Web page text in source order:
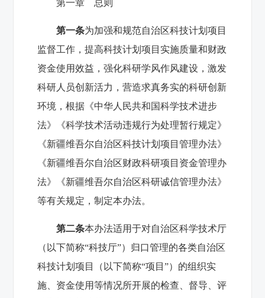
第一章 总则
第一条为加强和规范自治区科技计划项目
监督工作，提高科技计划项目实施质量和财政
资金使用效益，强化科研学风作风建设，激发
科研人员创新活力，营造求真务实的科研创新
环境，根据《中华人民共和国科学技术进步
法》《科学技术活动违规行为处理暂行规定》
《新疆维吾尔自治区科技计划项目管理办法》
《新疆维吾尔自治区财政科研项目资金管理办
法》《新疆维吾尔自治区科研诚信管理办法》
等有关规定，制定本办法。
第二条本办法适用于对自治区科学技术厅
（以下简称“科技厅”）归口管理的各类自治区
科技计划项目（以下简称“项目”）的组织实
施、资金使用等情况所开展的检查、督导、评